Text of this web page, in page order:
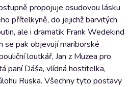
propojuje osudovou lásku
přítelkyně, do jejichž barvitých
ale i dramatik Frank Wedekind
se pak objevují mariborské
loutkář, Jan z Muzea pro
paní Dáša, vlídná hostitelka,
Ruska. Všechny tyto postavy